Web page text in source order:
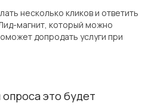
несколько кликов и ответить
магнит, который можно
допродать услуги при
это будет